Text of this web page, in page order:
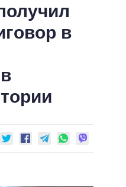
ЭКОНОМИКА
ОБЩЕСТВО
ПОЛИТИКОВ
в